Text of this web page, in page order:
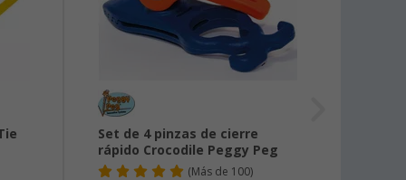
Set de 4 pinzas de cierre
rápido Crocodile Peggy Peg
( Más de 100)